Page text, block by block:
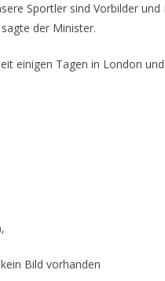
Sportler sind Vorbilder
sagte der Minister.
einigen Tagen in London
Bild vorhanden